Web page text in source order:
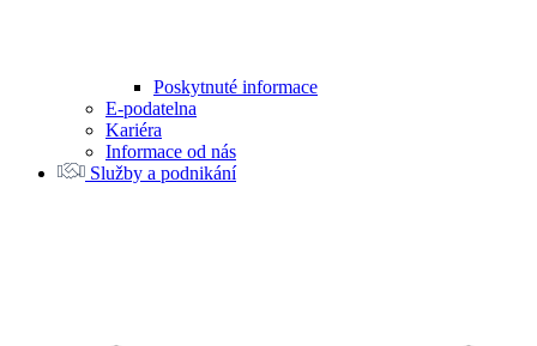
Poskytnuté informace
E-podatelna
Kariéra
Informace od nás
Služby a podnikání